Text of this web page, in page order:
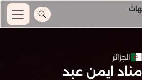
الجزائر
مناد ايمن عبد